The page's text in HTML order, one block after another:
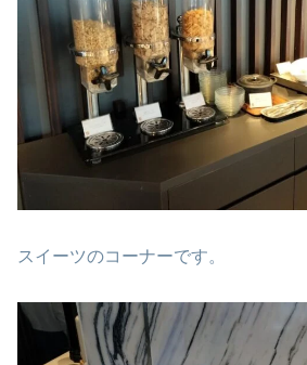
スイーツのコーナーです。